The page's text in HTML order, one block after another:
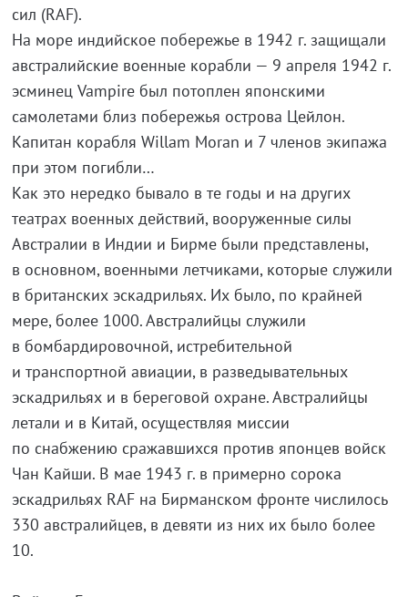
сил (RAF).
На море индийское побережье в 1942 г. защищали
австралийские военные корабли — 9 апреля 1942 г.
эсминец Vampire был потоплен японскими
самолетами близ побережья острова Цейлон.
Капитан корабля Willam Moran и 7 членов экипажа
при этом погибли…
Как это нередко бывало в те годы и на других
театрах военных действий, вооруженные силы
Австралии в Индии и Бирме были представлены,
в основном, военными летчиками, которые служили
в британских эскадрильях. Их было, по крайней
мере, более 1000. Австралийцы служили
в бомбардировочной, истребительной
и транспортной авиации, в разведывательных
эскадрильях и в береговой охране. Австралийцы
летали и в Китай, осуществляя миссии
по снабжению сражавшихся против японцев войск
Чан Кайши. В мае 1943 г. в примерно сорока
эскадрильях RAF на Бирманском фронте числилось
330 австралийцев, в девяти из них их было более
10.